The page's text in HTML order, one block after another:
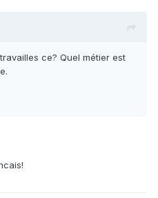
ce? Quel métier est